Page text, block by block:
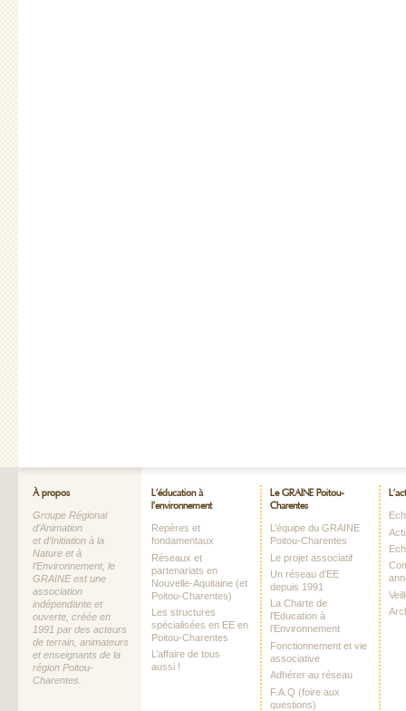
À propos
Groupe Régional
d’Animation
et d’Initiation à la
Nature et à
l’Environnement, le
GRAINE est une
association
indépendante et
ouverte, créée en
1991 par des acteurs
de terrain, animateurs
et enseignants de la
région Poitou-
Charentes.
L’éducation à
l’environnement
Repères et
fondamentaux
Réseaux et
partenariats en
Nouvelle-Aquitaine (et
Poitou-Charentes)
Les structures
spécialisées en EE en
Poitou-Charentes
L’affaire de tous
aussi !
Le GRAINE Poitou-
Charentes
L’équipe du GRAINE
Poitou-Charentes
Le projet associatif
Un réseau d’EE
depuis 1991
La Charte de
l’Education à
l’Environnement
Fonctionnement et vie
associative
Adhérer au réseau
F.A.Q (foire aux
questions)